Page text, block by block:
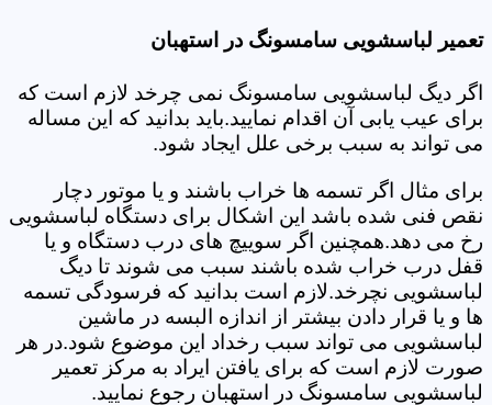
تعمیر لباسشویی سامسونگ در استهبان
اگر دیگ لباسشویی سامسونگ نمی چرخد لازم است که
برای عیب یابی آن اقدام نمایید.باید بدانید که این مساله
می تواند به سبب برخی علل ایجاد شود.
برای مثال اگر تسمه ها خراب باشند و یا موتور دچار
نقص فنی شده باشد این اشکال برای دستگاه لباسشویی
رخ می دهد.همچنین اگر سوییچ های درب دستگاه و یا
قفل درب خراب شده باشند سبب می شوند تا دیگ
لباسشویی نچرخد.لازم است بدانید که فرسودگی تسمه
ها و یا قرار دادن بیشتر از اندازه البسه در ماشین
لباسشویی می تواند سبب رخداد این موضوع شود.در هر
صورت لازم است که برای یافتن ایراد به مرکز تعمیر
لباسشویی سامسونگ در استهبان رجوع نمایید.